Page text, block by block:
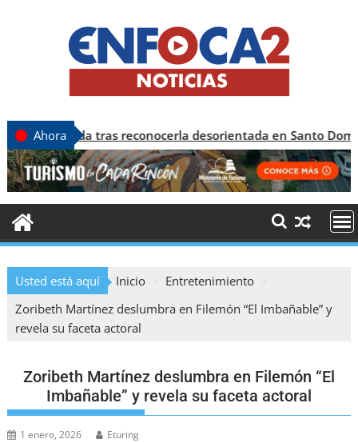
Ahora
tras reconocerla desorientada en Santo Domingo
Usted está aquí Inicio
Entretenimiento
Zoribeth Martínez deslumbra en Filemón “El Imbañable” y
revela su faceta actoral
Zoribeth Martínez deslumbra en Filemón “El
Imbañable” y revela su faceta actoral
1 enero, 2026 Eturing